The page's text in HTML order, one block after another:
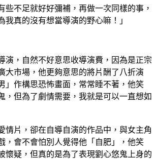
些不足就好好彌補，再做一次同樣的事，
我真的沒有想當導演的野心嘛！」
演，自然不好意思收導演費，因為是正宗
大市場，他更夠意思的將片酬了八折演
」作構思恐怖畫面，常常睡不著，他笑
，但為了劇情需要，我就是可以一直想如
情片，卻在自導自演的作品中，與女主角
，會不會怕別人覺得他「自肥」，他笑
懷疑，但真的是為了表現劉心悠鬼上身的